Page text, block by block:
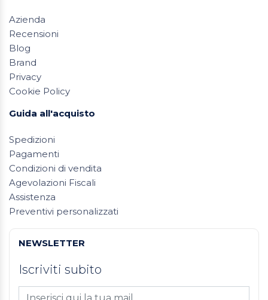
Azienda
Recensioni
Blog
Brand
Privacy
Cookie Policy
Guida all'acquisto
Spedizioni
Pagamenti
Condizioni di vendita
Agevolazioni Fiscali
Assistenza
Preventivi personalizzati
NEWSLETTER
Iscriviti subito